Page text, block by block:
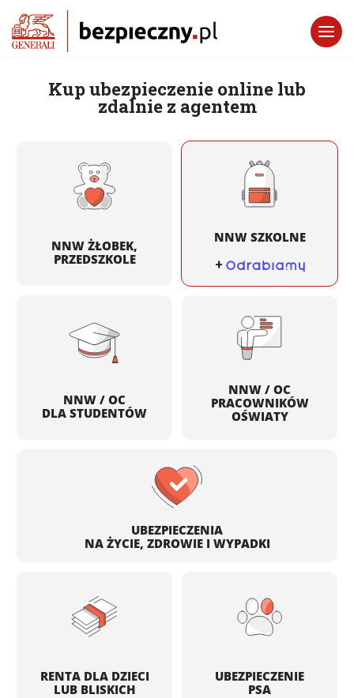
Kup ubezpieczenie online lub
zdalnie z agentem
NNW ŻŁOBEK,
PRZEDSZKOLE
NNW SZKOLNE
+
NNW / OC
DLA STUDENTÓW
NNW / OC
PRACOWNIKÓW
OŚWIATY
UBEZPIECZENIA
NA ŻYCIE, ZDROWIE I WYPADKI
RENTA DLA DZIECI
LUB BLISKICH
UBEZPIECZENIE
PSA